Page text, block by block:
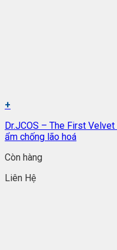
+
Dr.JCOS – The First
ẩm chống lão hoá
Còn hàng
Liên Hệ